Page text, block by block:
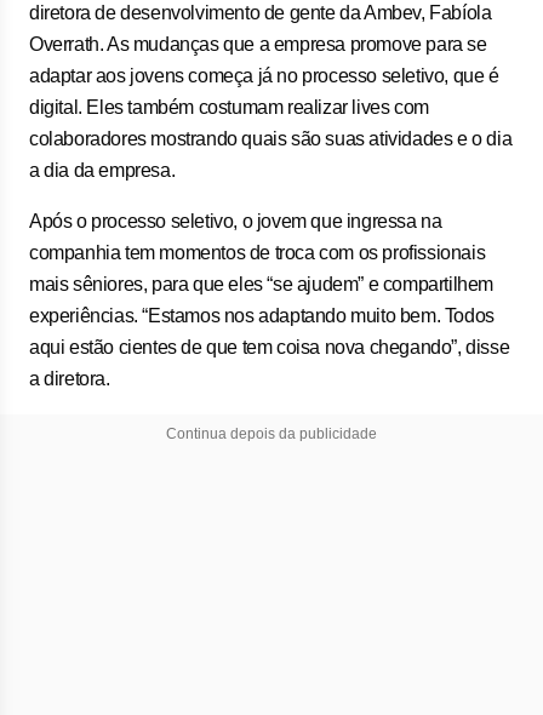
diretora de desenvolvimento de gente da Ambev, Fabíola
Overrath. As mudanças que a empresa promove para se
adaptar aos jovens começa já no processo seletivo, que é
digital. Eles também costumam realizar lives com
colaboradores mostrando quais são suas atividades e o dia
a dia da empresa.
Após o processo seletivo, o jovem que ingressa na
companhia tem momentos de troca com os profissionais
mais sêniores, para que eles “se ajudem” e compartilhem
experiências. “Estamos nos adaptando muito bem. Todos
aqui estão cientes de que tem coisa nova chegando”, disse
a diretora.
Continua depois da publicidade